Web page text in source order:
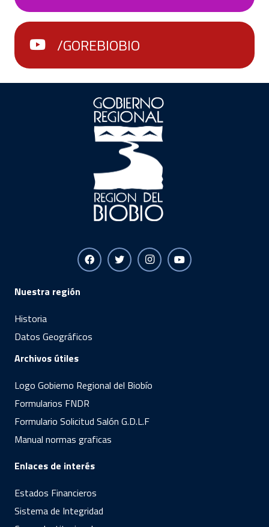
/GOREBIOBIO
Nuestra región
Historia
Datos Geográficos
Archivos útiles
Logo Gobierno Regional del Biobío
Formularios FNDR
Formulario Solicitud Salón G.D.L.F
Manual normas graficas
Enlaces de interés
Estados Financieros
Sistema de Integridad